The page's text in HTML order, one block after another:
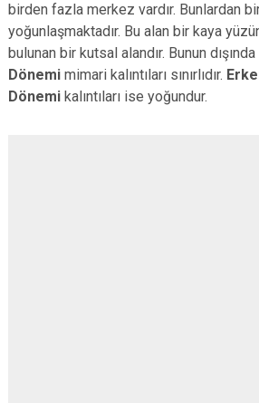
birden fazla merkez vardır. Bunlardan
yoğunlaşmaktadır. Bu alan bir kaya
bulunan bir kutsal alandır. Bunun
Dönemi mimari kalıntıları sınırlıdır.
Dönemi kalıntıları ise yoğundur.